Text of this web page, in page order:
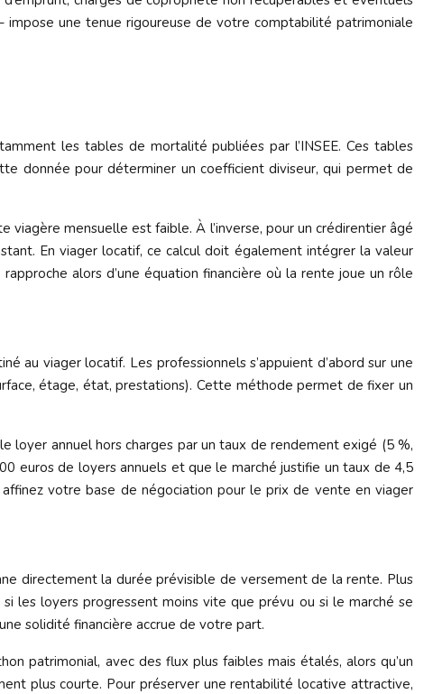
une tenue rigoureuse de votre comptabilité patrimoniale
les tables de mortalité publiées par l’INSEE. Ces tables
donnée pour déterminer un coefficient diviseur, qui permet de
mensuelle est faible. À l’inverse, pour un crédirentier âgé
En viager locatif, ce calcul doit également intégrer la valeur
alors d’une équation financière où la rente joue un rôle
au viager locatif. Les professionnels s’appuient d’abord sur une
étage, état, prestations). Cette méthode permet de fixer un
loyer annuel hors charges par un taux de rendement exigé (5 %,
euros de loyers annuels et que le marché justifie un taux de 4,5
votre base de négociation pour le prix de vente en viager
directement la durée prévisible de versement de la rente. Plus
les loyers progressent moins vite que prévu ou si le marché se
solidité financière accrue de votre part.
patrimonial, avec des flux plus faibles mais étalés, alors qu’un
plus courte. Pour préserver une rentabilité locative attractive,